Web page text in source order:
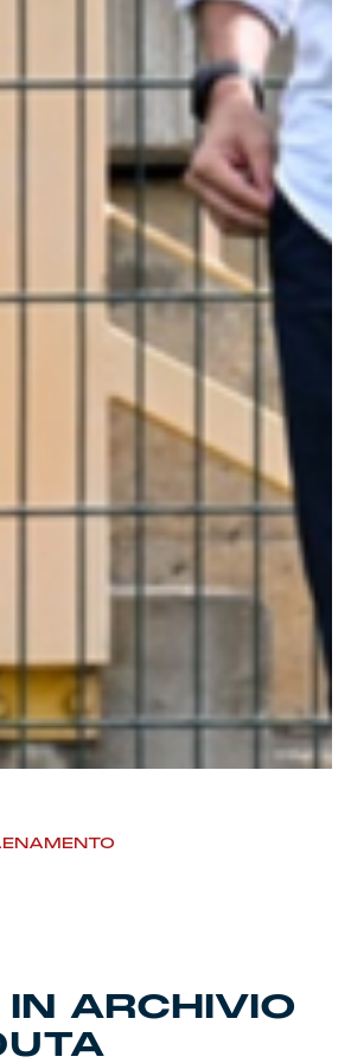
ARCHIVIO